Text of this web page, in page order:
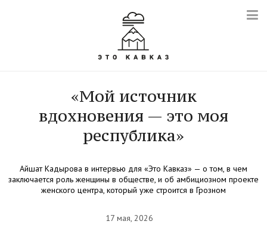
«Мой источник
вдохновения — это моя
республика»
Айшат Кадырова в интервью для «Это Кавказ» — о том, в чем
заключается роль женщины в обществе, и об амбициозном проекте
женского центра, который уже строится в Грозном
17 мая, 2026